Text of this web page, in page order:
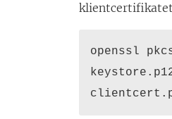
openssl